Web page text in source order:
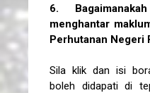
6.
menghantar
Perhutanan Negeri
Sila klik dan isi
boleh didapati di